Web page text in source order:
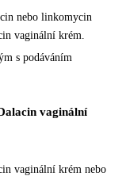
nebo linkomycin
vaginální krém.
s podáváním
vaginální
vaginální krém nebo